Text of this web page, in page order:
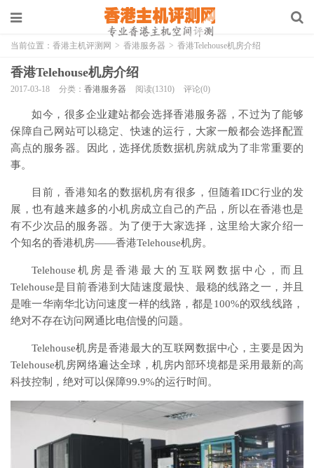
当前位置： 香港主机评测网 > 香港服务器 > 香港Telehouse机房介绍
香港Telehouse机房介绍
2017-03-18 分类： 香港服务器 阅读(1310) 评论(0)
如今，很多企业建站都会选择香港服务器，不过为了能够
保障自己网站可以稳定、快速的运行，大家一般都会选择配置
高点的服务器。因此，选择优质数据机房就成为了非常重要的
事。
目前，香港知名的数据机房有很多，但随着IDC行业的发
展，也有越来越多的小机房成立自己的产品，所以在香港也是
有不少次品的服务器。为了便于大家选择，这里给大家介绍一
个知名的香港机房——香港Telehouse机房。
Telehouse机房是香港最大的互联网数据中心，而且
Telehouse是目前香港到大陆速度最快、最稳的线路之一，并且
是唯一华南华北访问速度一样的线路，都是100%的双线线路，
绝对不存在访问网通比电信慢的问题。
Telehouse机房是香港最大的互联网数据中心，主要是因为
Telehouse机房网络遍达全球，机房内部环境都是采用最新的高
科技控制，绝对可以保障99.9%的运行时间。